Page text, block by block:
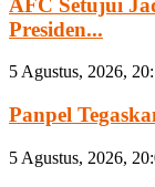
AFC Setujui
Presiden...
5 Agustus, 2026,
Panpel
5 Agustus, 2026,